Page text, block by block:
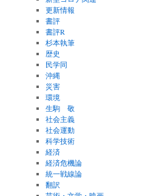
更新情報
書評
書評R
杉本執筆
歴史
民学同
沖縄
災害
環境
生駒 敬
社会主義
社会運動
科学技術
経済
経済危機論
統一戦線論
翻訳